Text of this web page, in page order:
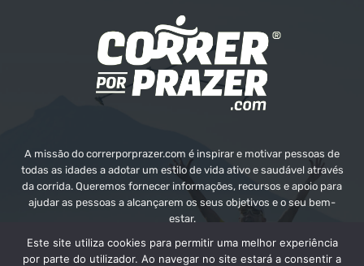
A missão do correrporprazer.com é inspirar e motivar pessoas de
todas as idades a adotar um estilo de vida ativo e saudável através
da corrida. Queremos fornecer informações, recursos e apoio para
ajudar as pessoas a alcançarem os seus objetivos e o seu bem-
estar.
Contate-nos:info@correrporprazer.com
Este site utiliza cookies para permitir uma melhor experiência
por parte do utilizador. Ao navegar no site estará a consentir a